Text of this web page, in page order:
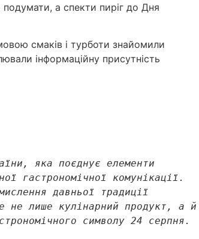
подумати, а спекти пиріг до Дня
смаків і турботи знайомили
інформаційну присутність
яка поєднує елементи
гастрономічної комунікації.
давньої традиції
не лише кулінарний продукт, а й
символу 24 серпня.